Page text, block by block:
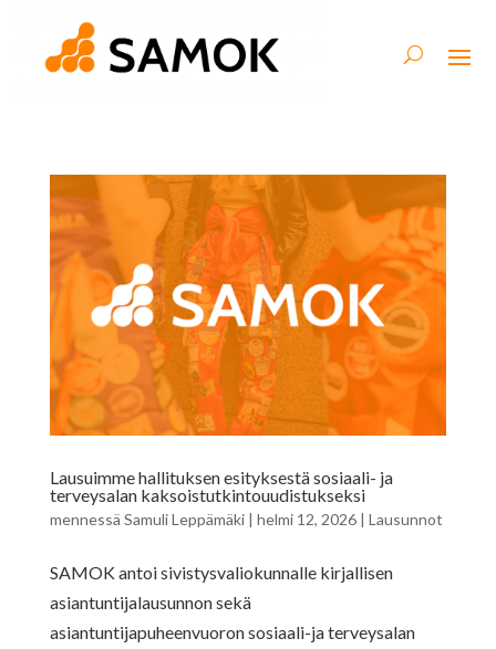
Lausuimme hallituksen esityksestä sosiaali- ja
terveysalan kaksoistutkintouudistukseksi
mennessä Samuli Leppämäki| helmi 12, 2026| Lausunnot
SAMOK antoi sivistysvaliokunnalle kirjallisen
asiantuntijalausunnon sekä
asiantuntijapuheenvuoron sosiaali-ja terveysalan